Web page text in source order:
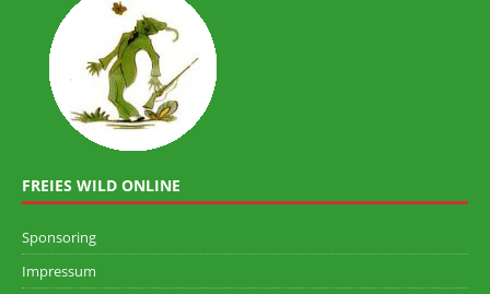
FREIES WILD ONLINE
Sponsoring
Impressum